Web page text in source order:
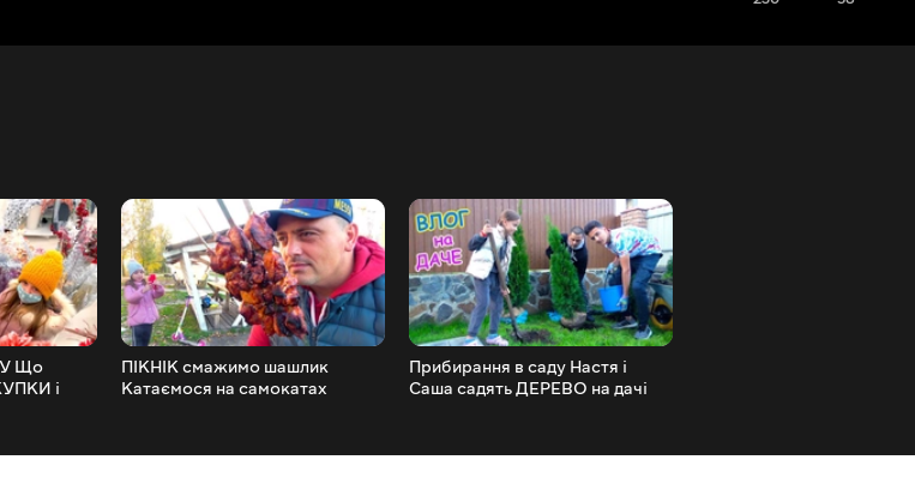
Що
і
ПІКНІК смажимо шашлик
Катаємося на самокатах
Прибирання в саду Настя і
Саша садять ДЕРЕВО на дачі